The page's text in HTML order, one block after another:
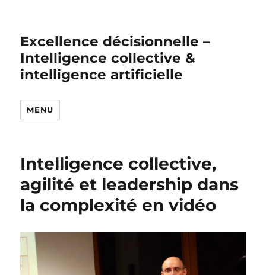
Excellence décisionnelle –
Intelligence collective &
intelligence artificielle
MENU
Intelligence collective,
agilité et leadership dans
la complexité en vidéo